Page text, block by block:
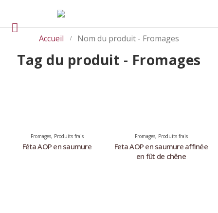
Accueil Nom du produit - Fromages
Tag du produit - Fromages
Fromages, Produits frais
Féta AOP en saumure
Fromages, Produits frais
Feta AOP en saumure affinée
en fût de chêne